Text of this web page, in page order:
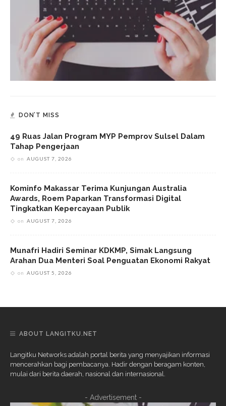
DON’T MISS
49 Ruas Jalan Program MYP Pemprov Sulsel Dalam
Tahap Pengerjaan
on AUGUST 7, 2026
Kominfo Makassar Terima Kunjungan Australia
Awards, Roem Paparkan Transformasi Digital
Tingkatkan Kepercayaan Publik
on AUGUST 7, 2026
Munafri Hadiri Seminar KDKMP, Simak Langsung
Arahan Dua Menteri Soal Penguatan Ekonomi Rakyat
on AUGUST 5, 2026
ABOUT LANGITKU.NET
Langitku Networks adalah portal berita yang menyajikan informasi
mencerahkan bagi pembacanya. Hadir dengan beragam konten,
mulai dari berita daerah, nasional dan internasional.
- Advertisement -